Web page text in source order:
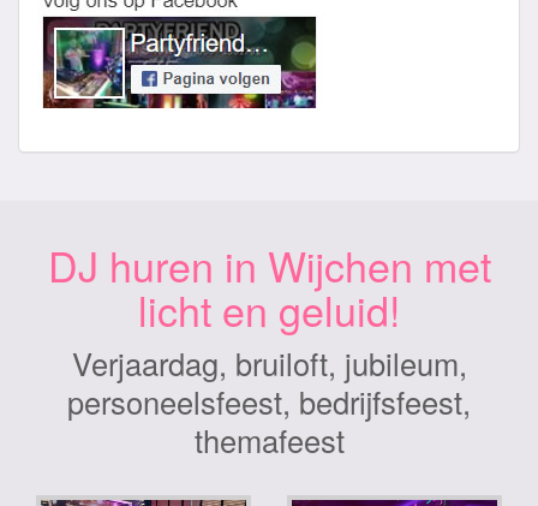
DJ huren in Wijchen met
licht en geluid!
Verjaardag, bruiloft, jubileum,
personeelsfeest, bedrijfsfeest,
themafeest